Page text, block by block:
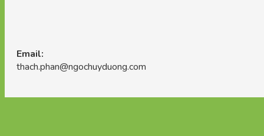
Email:
thach.phan@ngochuyduong.com